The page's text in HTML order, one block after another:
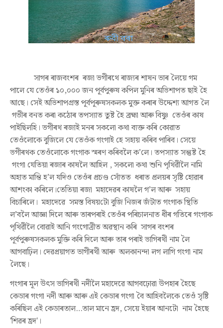
সাগৰ ৰাজবংশৰ ৰজা ভগীৰথেৰাজ্যৰ শাষন ভাৰ লৈয়ে গম
পালে যে তেওঁৰ ১০,০০০ জন পূৰ্বপুৰুষ কপিল মুনিৰঅভিশাপত ছাই হৈ
আছে। সেইঅভিশাপগ্ৰস্তপূৰ্বপূৰুষসকলকমুক্ত কৰাৰ উদ্দেশ্য আগত লৈ
গভীৰ বনতকৰাকঠোৰ তপস্যাত তুষ্ট হৈ ব্ৰহ্মা আৰু বিষ্ণু তেওঁৰ কাষ
পাইছিলহি। ভগীৰথ ৰজাই মনৰ সকলো কথা ব্যক্ত কৰি কোৱাত
তেওঁলোকে বুজিলে যেতেওঁক গংগাই হে সহায় কৰিব পাৰিব। সেয়ে
ভগীৰথকতেওঁলোকেগংগাক স্মৰণ কৰিবলৈ ক’লে। তপস্যাত সন্তুষ্ট হৈ
গংগা যেতিয়া ৰজাৰ কাষলৈ আহিল, সকলো কথা শুনি পৃথিৱীলৈ নামি
অহাত মান্তি হ’ল যদিও তেওঁৰপ্ৰচণ্ড সোঁতত ধৰাত প্ৰলয়ৰ সৃষ্টি হোৱাৰ
আশংকা কৰিলে।তেতিয়া ৰজা মহাদেৱৰকাষলৈ গ’ল আৰু সহায়
বিচাৰিলে। মহাদেৱে সমস্ত বিষয়টোবুজিনিজৰ জঁটাত গংগাক স্থিতি
ল’বলৈআজ্ঞাদিলে আৰু তাৰপৰাই তেওঁৰ পৰিচালনাত ধীৰ গতিৰে গংগাক
পৃথিৱীলৈবোৱাইআনিগংগোত্ৰীত অৱস্থান কৰি সাগৰ বংশৰ
পূৰ্বপুৰুষসকলক মুক্তি কৰি দিলে আৰুতাৰ পৰাই ভাগিৰথী নাম লৈ
আগবাঢ়িল। দেৱপ্ৰয়াগতভাগীৰথী আৰু অলকানন্দা লগ লাগি গংগা নাম
লৈছে।
গংগাৰ মূল উৎস ভাগিৰথী নদীলৈ মহাদেৱে আগবঢ়োৱা উপহাৰ হৈছে
কেডাৰ গংগা নদী আৰু আৰু এই কেডাৰ গংগা বৈ আহিবলৈকে তেওঁ সৃষ্টি
কৰিছিলএই কেডাৰতাল…তাল মানে হ্ৰদ, সেয়ে ইয়াৰ আনটো নাম হৈছে
'শিৱৰ হ্ৰদ' ।